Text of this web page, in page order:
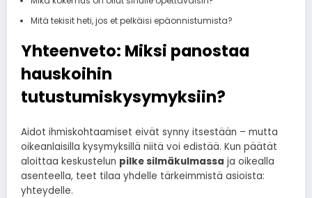
Mitä tekisit heti, jos et pelkäisi epäonnistumista?
Yhteenveto: Miksi panostaa
hauskoihin
tutustumiskysymyksiin?
Aidot ihmiskohtaamiset eivät synny itsestään – mutta
oikeanlaisilla kysymyksillä niitä voi edistää. Kun päätät
aloittaa keskustelun pilke silmäkulmassa ja oikealla
asenteella, teet tilaa yhdelle tärkeimmistä asioista:
yhteydelle.